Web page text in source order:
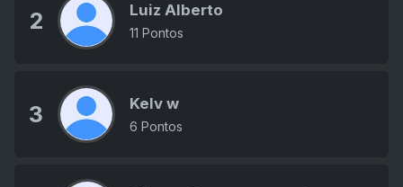
2 Luiz Alberto
11 Pontos
3 Kelv w
6 Pontos